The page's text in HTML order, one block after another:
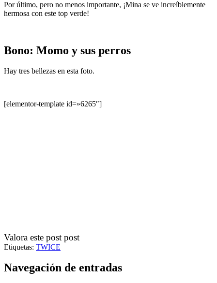
Por último, pero no menos importante, ¡Mina se ve increíblemente
hermosa con este top verde!
Bono: Momo y sus perros
Hay tres bellezas en esta foto.
[elementor-template id=»6265″]
Valora este post post
Etiquetas: TWICE
Navegación de entradas